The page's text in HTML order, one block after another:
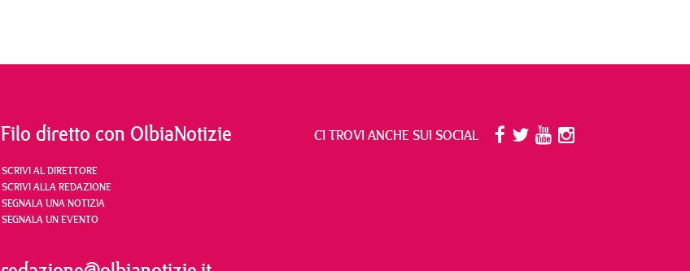
Filo diretto con OlbiaNotizie
SCRIVI AL DIRETTORE
SCRIVI ALLA REDAZIONE
SEGNALA UNA NOTIZIA
SEGNALA UN EVENTO
CI TROVI ANCHE SUI SOCIAL